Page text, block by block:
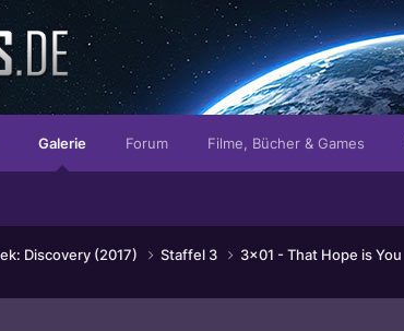
Galerie Forum Filme, Bücher & Games
Discovery (2017) Staffel 3 3x01 - That Hope is You